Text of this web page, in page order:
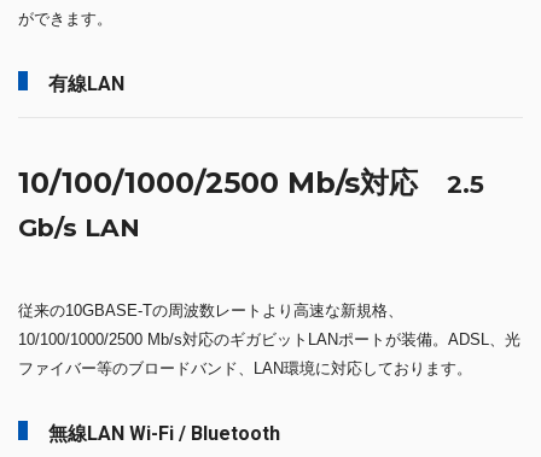
ができます。
有線LAN
10/100/1000/2500 Mb/s対応 2.5
Gb/s LAN
従来の10GBASE-Tの周波数レートより高速な新規格、
10/100/1000/2500 Mb/s対応のギガビットLANポートが装備。ADSL、光
ファイバー等のブロードバンド、LAN環境に対応しております。
無線LAN Wi-Fi / Bluetooth